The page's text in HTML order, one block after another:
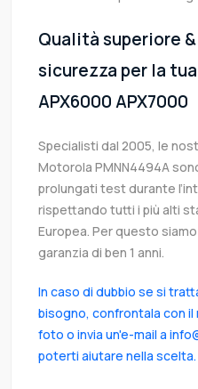
Qualità superiore
sicurezza per la
APX6000 APX7000
Specialisti dal 2005, le
Motorola PMNN4494A
prolungati test durante
rispettando tutti i più alti
Europea. Per questo
garanzia di ben 1 anni.
In caso di dubbio se si
bisogno, confrontala con
foto o invia un'e-mail a
poterti aiutare nella scelta.